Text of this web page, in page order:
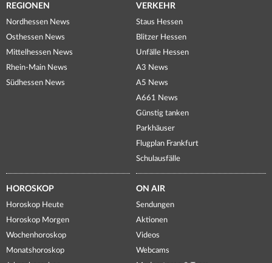
REGIONEN
Nordhessen News
Osthessen News
Mittelhessen News
Rhein-Main News
Südhessen News
VERKEHR
Staus Hessen
Blitzer Hessen
Unfälle Hessen
A3 News
A5 News
A661 News
Günstig tanken
Parkhäuser
Flugplan Frankfurt
Schulausfälle
HOROSKOP
Horoskop Heute
Horoskop Morgen
Wochenhoroskop
Monatshoroskop
ON AIR
Sendungen
Aktionen
Videos
Webcams